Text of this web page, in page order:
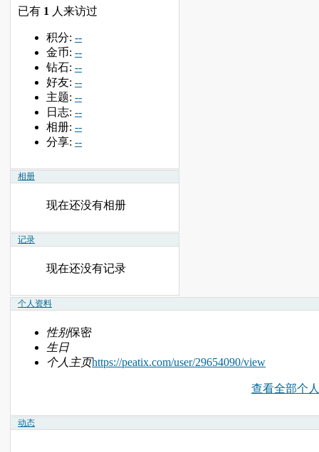
已有 1 人来访过
积分: --
金币: --
钻石: --
好友: --
主题: --
日志: --
相册: --
分享: --
相册
现在还没有相册
记录
现在还没有记录
个人资料
性别保密
生日
个人主页https://peatix.com/user/29654090/view
查看全部个
动态